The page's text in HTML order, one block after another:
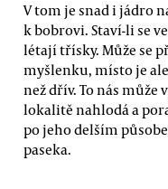
V tom je snad i jádro
k bobrovi. Staví-li se
létají třísky. Může se
myšlenku, místo je
než dřív. To nás může
lokalitě nahlodá a
po jeho delším
paseka.